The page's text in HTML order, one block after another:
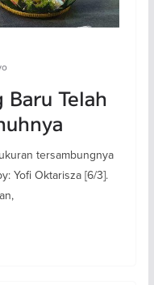
Telah
tersambungnya
Yofi Oktarisza [6/3].